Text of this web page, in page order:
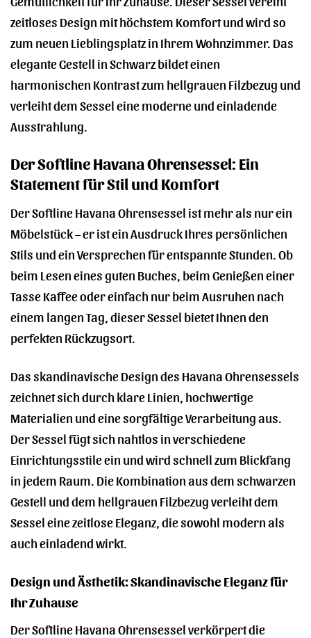
zeitloses Design mit höchstem Komfort und wird so
zum neuen Lieblingsplatz in Ihrem Wohnzimmer. Das
elegante Gestell in Schwarz bildet einen
harmonischen Kontrast zum hellgrauen Filzbezug und
verleiht dem Sessel eine moderne und einladende
Ausstrahlung.
Der Softline Havana Ohrensessel: Ein
Statement für Stil und Komfort
Der Softline Havana Ohrensessel ist mehr als nur ein
Möbelstück – er ist ein Ausdruck Ihres persönlichen
Stils und ein Versprechen für entspannte Stunden. Ob
beim Lesen eines guten Buches, beim Genießen einer
Tasse Kaffee oder einfach nur beim Ausruhen nach
einem langen Tag, dieser Sessel bietet Ihnen den
perfekten Rückzugsort.
Das skandinavische Design des Havana Ohrensessels
zeichnet sich durch klare Linien, hochwertige
Materialien und eine sorgfältige Verarbeitung aus.
Der Sessel fügt sich nahtlos in verschiedene
Einrichtungsstile ein und wird schnell zum Blickfang
in jedem Raum. Die Kombination aus dem schwarzen
Gestell und dem hellgrauen Filzbezug verleiht dem
Sessel eine zeitlose Eleganz, die sowohl modern als
auch einladend wirkt.
Design und Ästhetik: Skandinavische Eleganz für
Ihr Zuhause
Der Softline Havana Ohrensessel verkörpert die